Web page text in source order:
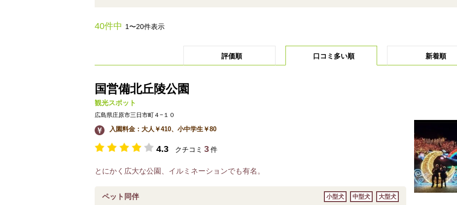
40件中 1〜20件表示
評価順 口コミ多い順 新着順
国営備北丘陵公園
観光スポット
広島県庄原市三日市町４−１０
入園料金：大人￥410、小中学生￥80
4.3 クチコミ 3件
とにかく広大な公園、イルミネーションでも有名。
ペット同伴 小型犬 中型犬 大型犬